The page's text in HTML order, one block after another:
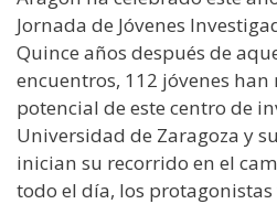
Jornada de Jóvenes
Quince años después de
encuentros, 112 jóvenes
potencial de este centro de
Universidad de Zaragoza y
inician su recorrido en el
todo el día, los